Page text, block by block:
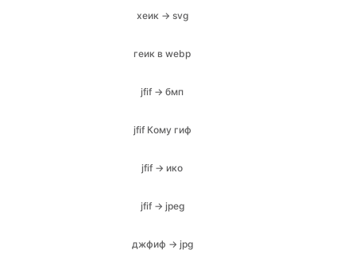
jfif → бмп
jfif Кому гиф
jfif → ико
jfif → jpeg
джфиф → jpg
джфиф → png
jfif → вебп